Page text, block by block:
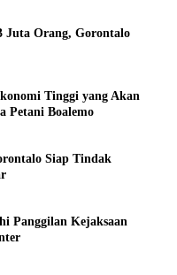
Juta Orang, Gorontalo
Tinggi yang Akan
Petani Boalemo
Siap Tindak
Panggilan Kejaksaan